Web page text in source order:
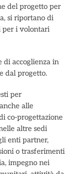
del progetto per
si riportano di
per i volontari
di accoglienza in
dal progetto.
per
alle
co-progettazione
altre sedi
enti partner,
o trasferimenti
impegno nei